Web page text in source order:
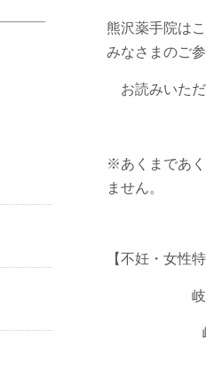
熊沢薬手院は
みなさまのご
お読みいただ
※あくまであ
ません。
【不妊・女性
岐阜市の
岐阜市茜